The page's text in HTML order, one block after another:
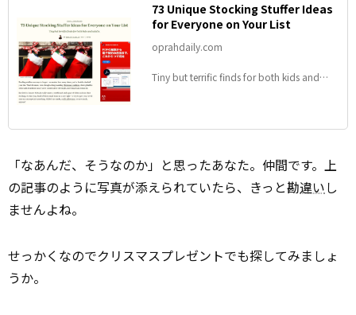
73 Unique Stocking Stuffer Ideas
for Everyone on Your List
oprahdaily.com
Tiny but terrific finds for both kids and
「なあんだ、そうなのか」と思ったあなた。仲間です。上
の記事のように写真が添えられていたら、きっと勘違いし
ませんよね。
せっかくなのでクリスマスプレゼントでも探してみましょ
うか。